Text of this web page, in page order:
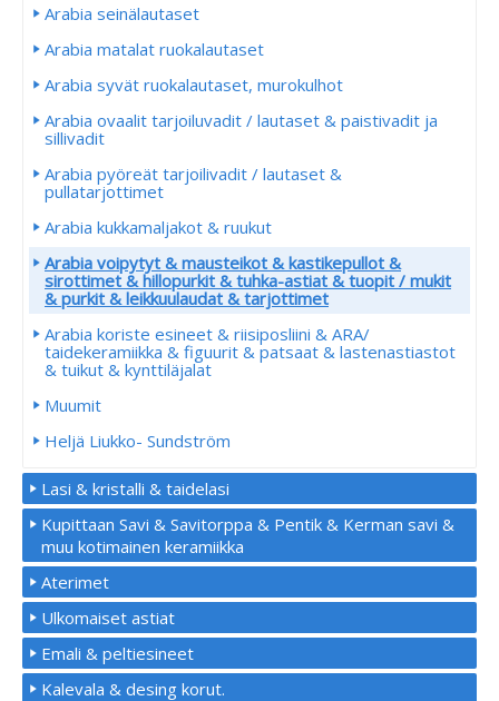
Arabia seinälautaset
Arabia matalat ruokalautaset
Arabia syvät ruokalautaset, murokulhot
Arabia ovaalit tarjoiluvadit / lautaset & paistivadit ja
sillivadit
Arabia pyöreät tarjoilivadit / lautaset &
pullatarjottimet
Arabia kukkamaljakot & ruukut
Arabia voipytyt & mausteikot & kastikepullot &
sirottimet & hillopurkit & tuhka-astiat & tuopit / mukit
& purkit & leikkuulaudat & tarjottimet
Arabia koriste esineet & riisiposliini & ARA/
taidekeramiikka & figuurit & patsaat & lastenastiastot
& tuikut & kynttiläjalat
Muumit
Heljä Liukko- Sundström
Lasi & kristalli & taidelasi
Kupittaan Savi & Savitorppa & Pentik & Kerman savi &
muu kotimainen keramiikka
Aterimet
Ulkomaiset astiat
Emali & peltiesineet
Kalevala & desing korut.